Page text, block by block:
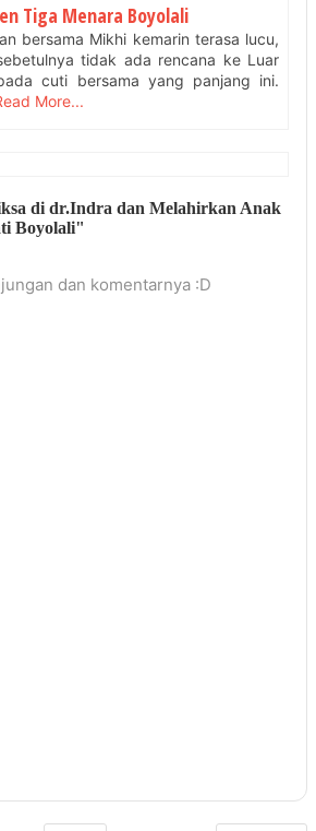
Tiga Menara Boyolali
bersama Mikhi kemarin terasa lucu,
tidak ada rencana ke Luar
cuti bersama yang panjang ini.
More...
di dr.Indra dan Melahirkan Anak
Boyolali"
dan komentarnya :D